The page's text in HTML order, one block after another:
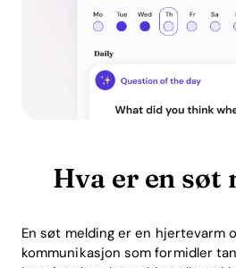
Hva er en søt
En søt melding er en hjertevarm
kommunikasjon som formidler